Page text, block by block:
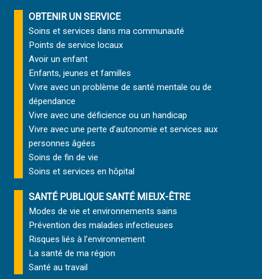
OBTENIR UN SERVICE
Soins et services dans ma communauté
Points de service locaux
Avoir un enfant
Enfants, jeunes et familles
Vivre avec un problème de santé mentale ou de
dépendance
Vivre avec une déficience ou un handicap
Vivre avec une perte d’autonomie et services aux
personnes âgées
Soins de fin de vie
Soins et services en hôpital
SANTÉ PUBLIQUE SANTÉ MIEUX-ÊTRE
Modes de vie et environnements sains
Prévention des maladies infectieuses
Risques liés à l’environnement
La santé de ma région
Santé au travail